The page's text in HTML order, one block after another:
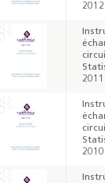
2012
2011
2010